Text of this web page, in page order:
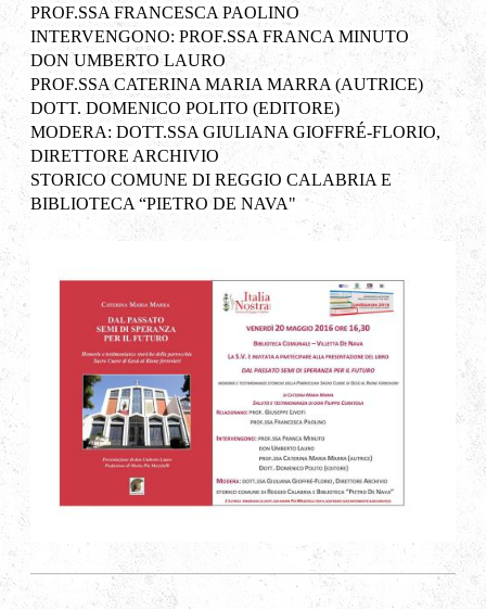
PROF.SSA FRANCESCA PAOLINO
INTERVENGONO: PROF.SSA FRANCA MINUTO
DON UMBERTO LAURO
PROF.SSA CATERINA MARIA MARRA (AUTRICE)
DOTT. DOMENICO POLITO (EDITORE)
MODERA: DOTT.SSA GIULIANA GIOFFRÉ-FLORIO,
DIRETTORE ARCHIVIO
STORICO COMUNE DI REGGIO CALABRIA E
BIBLIOTECA “PIETRO DE NAVA"